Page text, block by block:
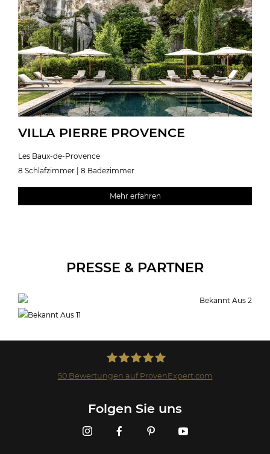
VILLA PIERRE PROVENCE
Les Baux-de-Provence
8 Schlafzimmer | 8 Badezimmer
Mehr erfahren
PRESSE & PARTNER
50Bewertungen auf ProvenExpert.com
Folgen Sie uns